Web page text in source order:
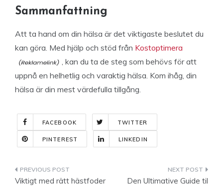
Sammanfattning
Att ta hand om din hälsa är det viktigaste beslutet du
kan göra. Med hjälp och stöd från Kostoptimera
, kan du ta de steg som behövs för att
uppnå en helhetlig och varaktig hälsa. Kom ihåg, din
hälsa är din mest värdefulla tillgång.
FACEBOOK TWITTER
PINTEREST LINKEDIN
Indlægsnavigation
Viktigt med rätt hästfoder
Den Ultimative Guide til